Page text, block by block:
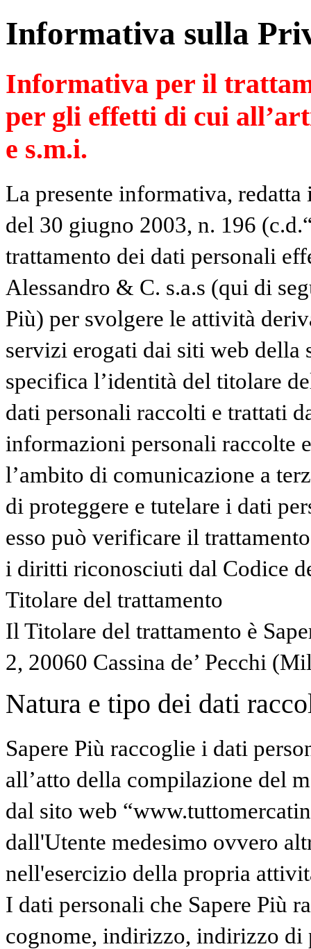
Informativa sulla
Informativa per il
per gli effetti di cui
e s.m.i.
La presente informativa,
del 30 giugno 2003, n. 196
trattamento dei dati personali
Alessandro & C. s.a.s (qui di
Più) per svolgere le attività
servizi erogati dai siti web della
specifica l’identità del titolare
dati personali raccolti e trattati
informazioni personali raccolte
l’ambito di comunicazione a
di proteggere e tutelare i dati
esso può verificare il
i diritti riconosciuti dal Codice
Titolare del trattamento
Il Titolare del trattamento è
2, 20060 Cassina de’ Pecchi
Natura e tipo dei dati
Sapere Più raccoglie i dati
all’atto della compilazione del
dal sito web
dall'Utente medesimo ovvero
nell'esercizio della propria
I dati personali che Sapere Più
cognome, indirizzo, indirizzo di